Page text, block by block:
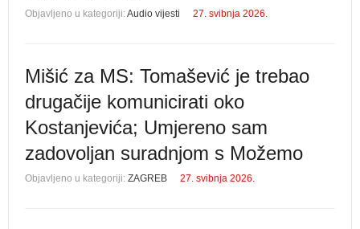
Objavljeno u kategoriji:Audio vijesti 27. svibnja 2026.
Mišić za MS: Tomašević je trebao
drugačije komunicirati oko
Kostanjevića; Umjereno sam
zadovoljan suradnjom s Možemo
Objavljeno u kategoriji: ZAGREB 27. svibnja 2026.